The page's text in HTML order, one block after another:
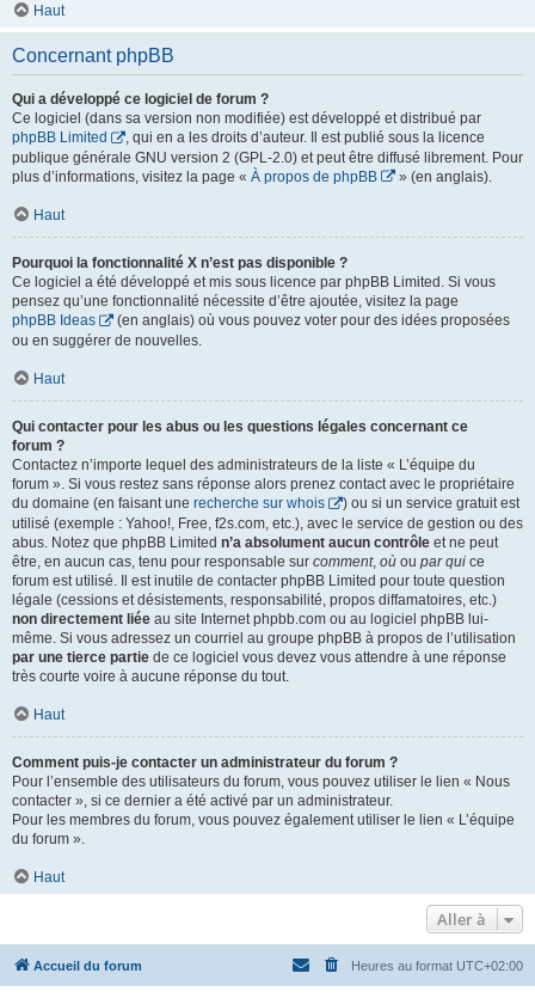
Haut
Concernant phpBB
Qui a développé ce logiciel de forum ?
Ce logiciel (dans sa version non modifiée) est développé et distribué par
phpBB Limited
, qui en a les droits d’auteur. Il est publié sous la licence
publique générale GNU version 2 (GPL-2.0) et peut être diffusé librement. Pour
plus d’informations, visitez la page « À propos de phpBB » (en anglais).
Haut
Pourquoi la fonctionnalité X n’est pas disponible ?
Ce logiciel a été développé et mis sous licence par phpBB Limited. Si vous
pensez qu’une fonctionnalité nécessite d’être ajoutée, visitez la page
phpBB Ideas
(en anglais) où vous pouvez voter pour des idées proposées
ou en suggérer de nouvelles.
Haut
Qui contacter pour les abus ou les questions légales concernant ce
forum ?
Contactez n’importe lequel des administrateurs de la liste « L’équipe du
forum ». Si vous restez sans réponse alors prenez contact avec le propriétaire
du domaine (en faisant une recherche sur whois
) ou si un service gratuit est
utilisé (exemple : Yahoo!, Free, f2s.com, etc.), avec le service de gestion ou des
abus. Notez que phpBB Limited n’a absolument aucun contrôle et ne peut
être, en aucun cas, tenu pour responsable sur comment, où ou par qui ce
forum est utilisé. Il est inutile de contacter phpBB Limited pour toute question
légale (cessions et désistements, responsabilité, propos diffamatoires, etc.)
non directement liée au site Internet phpbb.com ou au logiciel phpBB lui-
même. Si vous adressez un courriel au groupe phpBB à propos de l’utilisation
par une tierce partie de ce logiciel vous devez vous attendre à une réponse
très courte voire à aucune réponse du tout.
Haut
Comment puis-je contacter un administrateur du forum ?
Pour l’ensemble des utilisateurs du forum, vous pouvez utiliser le lien « Nous
contacter », si ce dernier a été activé par un administrateur.
Pour les membres du forum, vous pouvez également utiliser le lien « L’équipe
du forum ».
Haut
Aller à
Accueil du forum Heures au format UTC+02:00